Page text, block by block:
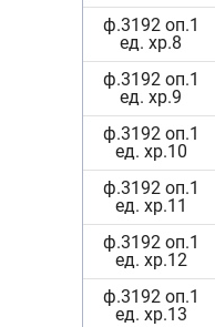
ф.3192 оп.1
ед. хр.8
ф.3192 оп.1
ед. хр.9
ф.3192 оп.1
ед. хр.10
ф.3192 оп.1
ед. хр.11
ф.3192 оп.1
ед. хр.12
ф.3192 оп.1
ед. хр.13